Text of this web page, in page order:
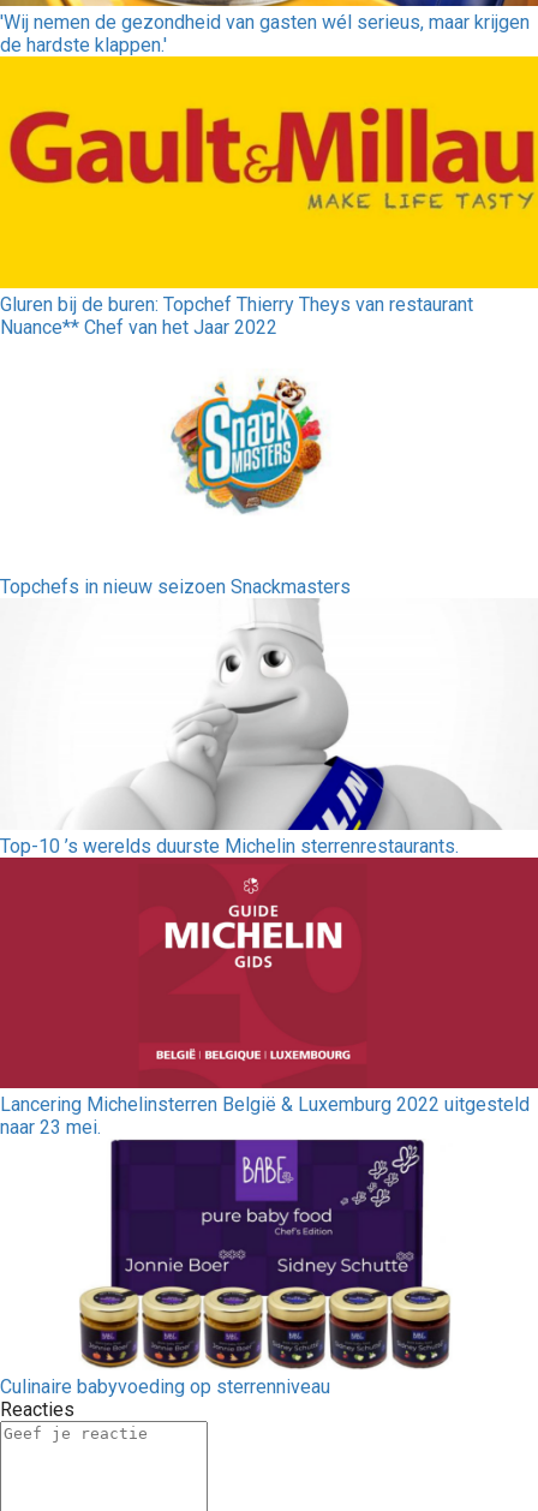
'Wij nemen de gezondheid van gasten wél serieus, maar krijgen
de hardste klappen.'
Gluren bij de buren: Topchef Thierry Theys van restaurant
Nuance** Chef van het Jaar 2022
Topchefs in nieuw seizoen Snackmasters
Top-10 ’s werelds duurste Michelin sterrenrestaurants.
Lancering Michelinsterren België & Luxemburg 2022 uitgesteld
naar 23 mei.
Culinaire babyvoeding op sterrenniveau
Reacties